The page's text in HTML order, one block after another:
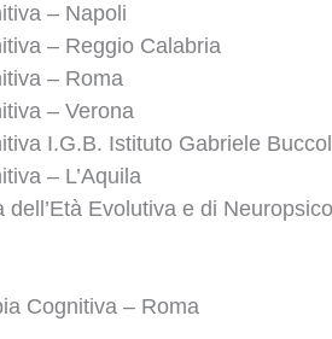
– Napoli
– Reggio Calabria
– Roma
– Verona
I.G.B. Istituto Gabriele
– L’Aquila
Evolutiva e di
Cognitiva – Roma